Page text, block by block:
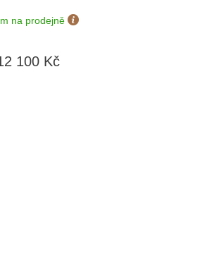
na prodejně
100 Kč